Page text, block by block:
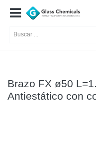
Brazo FX ø50
Antiestático con